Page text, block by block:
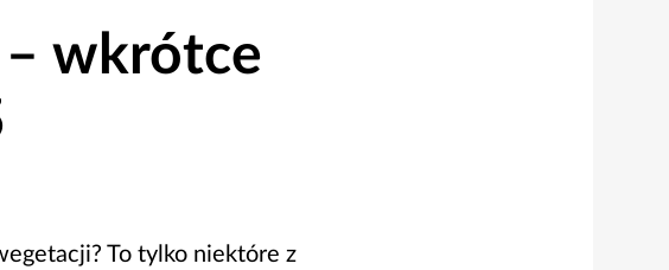
– wkrótce
To tylko niektóre z